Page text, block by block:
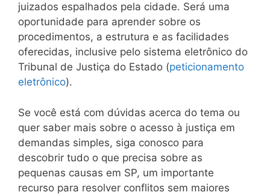
juizados espalhados pela cidade. Será uma
oportunidade para aprender sobre os
procedimentos, a estrutura e as facilidades
oferecidas, inclusive pelo sistema eletrônico do
Tribunal de Justiça do Estado (peticionamento
eletrônico).
Se você está com dúvidas acerca do tema ou
quer saber mais sobre o acesso à justiça em
demandas simples, siga conosco para
descobrir tudo o que precisa sobre as
pequenas causas em SP, um importante
recurso para resolver conflitos sem maiores